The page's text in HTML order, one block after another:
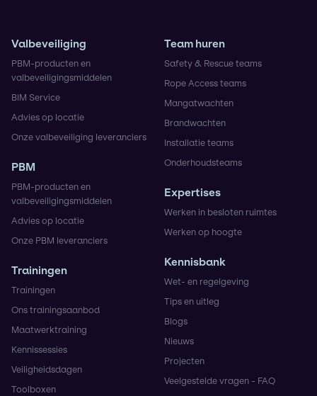
Valbeveiliging
PBM-producten en
valbeveiligingsmiddelen
BIM Service
Advies op locatie
Onze valbeveiliging leveranciers
PBM
PBM-producten en
valbeveiligingsmiddelen
Advies op locatie
Onze PBM leveranciers
Trainingen
Trainingen
Ons trainingsaanbod
Maatwerktraining
Kennissessies
Veiligheidsdagen
Toolboxen
Team huren
Safety & Rescue teams
Rope Access teams
Mangatwachten
Brandwachten
Installatie teams
Onderhoudsteams
Expertises
Werken in besloten ruimtes
Werken op hoogte
Kennisbank
Wet- en regelgeving
Tips en uitleg
Blogs
Nieuws
Projecten
Veelgestelde vragen - FAQ